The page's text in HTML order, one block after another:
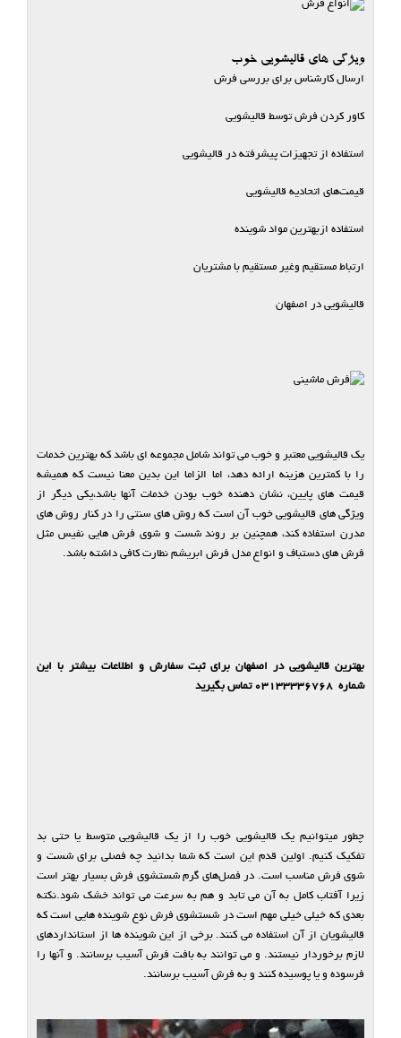
ویژگی های قالیشویی خوب
ارسال کارشناس برای بررسی فرش
کاور کردن فرش توسط قالیشویی
استفاده از تجهیزات پیشرفته در قالیشویی
قیمت‌های اتحادیه قالیشویی
استفاده ازبهترین مواد شوینده
ارتباط مستقیم وغیر مستقیم با مشتریان
قالیشویی در اصفهان
یک قالیشویی معتبر و خوب می تواند شامل مجموعه ای باشد که بهترین خدمات
را با کمترین هزینه ارائه دهد، اما الزاما این بدین معنا نیست که همیشه
قیمت های پایین، نشان دهنده خوب بودن خدمات آنها باشد،یکی دیگر از
ویژگی های قالیشویی خوب آن است که روش های سنتی را در کنار روش های
مدرن استفاده کند، همچنین بر روند شست و شوی فرش هایی نفیس مثل
فرش های دستباف و انواع مدل فرش ابریشم نطارت کافی داشته باشد.
بهترین قالیشویی در اصفهان برای ثبت سفارش و اطلاعات بیشتر با این
شماره 03133336768 تماس بگیرید
چطور میتوانیم یک قالیشویی خوب را از یک قالیشویی متوسط یا حتی بد
تفکیک کنیم. اولین قدم این است که شما بدانید چه فصلی برای شست ‌و
شوی فرش مناسب است. در فصل‌های گرم شستشوی فرش بسیار بهتر است
زیرا آفتاب کامل به آن می تابد و هم به سرعت می تواند خشک شود.نکته
بعدی که خیلی خیلی مهم است در شستشوی فرش نوع شوینده هایی است که
قالیشویان از آن استفاده می کنند. برخی از این شوینده ها از استانداردهای
لازم برخوردار نیستند. و می توانند به بافت فرش آسیب برسانند. و آنها را
فرسوده و یا پوسیده کنند و به فرش آسیب برسانند.